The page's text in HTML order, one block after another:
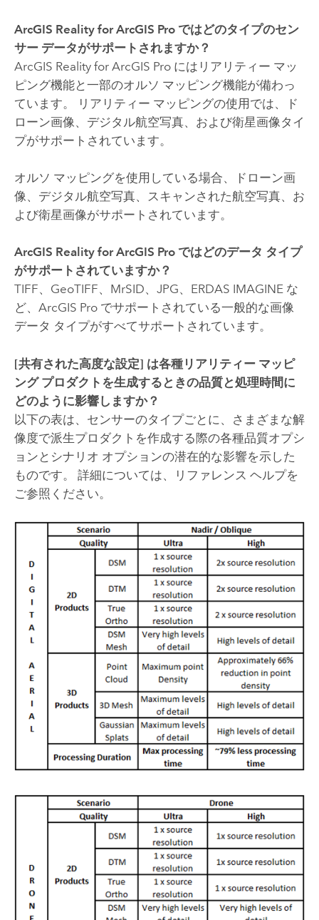
ArcGIS Reality for ArcGIS Proではどのタイプのセン
サー データがサポートされますか？
ArcGIS Reality for ArcGIS Proにはリアリティー マッ
ピング機能と一部のオルソ マッピング機能が備わっ
ています。 リアリティー マッピングの使用では、ド
ローン画像、デジタル航空写真、および衛星画像タイ
プがサポートされています。
オルソ マッピングを使用している場合、ドローン画
像、デジタル航空写真、スキャンされた航空写真、お
よび衛星画像がサポートされています。
ArcGIS Reality for ArcGIS Proではどのデータ タイプ
がサポートされていますか？
TIFF、GeoTIFF、MrSID、JPG、ERDAS IMAGINE な
ど、 ArcGIS Proでサポートされている一般的な画像
データ タイプがすべてサポートされています。
[共有された高度な設定] は各種リアリティー マッピ
ング プロダクトを生成するときの品質と処理時間に
どのように影響しますか？
以下の表は、センサーのタイプごとに、さまざまな解
像度で派生プロダクトを作成する際の各種品質オプシ
ョンとシナリオ オプションの潜在的な影響を示した
ものです。 詳細については、リファレンス ヘルプを
ご参照ください。